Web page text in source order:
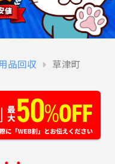
品回収 草津町